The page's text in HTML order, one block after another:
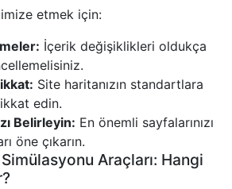
etmek için:
İçerik değişiklikleri oldukça
Site haritanızın standartlara
edin.
Belirleyin: En önemli sayfalarınızı
öne çıkarın.
Araçları: Hangi